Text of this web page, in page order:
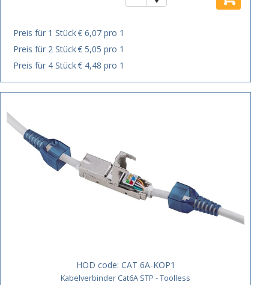
Preis für 1 Stück€ 6,07 pro 1
Preis für 2 Stück€ 5,05 pro 1
Preis für 4 Stück€ 4,48 pro 1
HOD code: CAT 6A-KOP1
Kabelverbinder Cat6A STP - Toolless